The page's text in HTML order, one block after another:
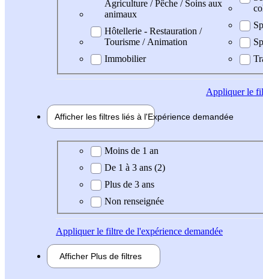
Agriculture / Pêche / Soins aux
animaux
Hôtellerie - Restauration /
Tourisme / Animation
Immobilier
Appliquerle
Afficher les filtres liés à l'Expérience demandée
Expérience demandée
Moins de 1 an
De 1 à 3 ans (2)
Plus de 3 ans
Non renseignée
Appliquerle filtre de l'expérience demandée
Afficher Plus de filtres